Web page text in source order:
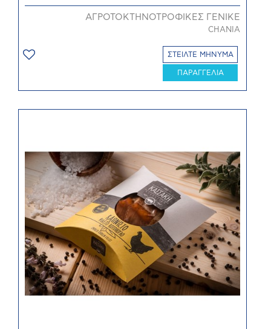
ΑΓΡΟΤΟΚΤΗΝΟΤΡΟΦΙΚΕΣ ΓΕΝΙΚΕ
CHANIA
ΣΤΕΙΛΤΕ ΜΗΝΥΜΑ
ΠΑΡΑΓΓΕΛΙΑ